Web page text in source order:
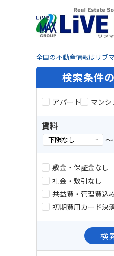
全国の不動産情報はリブ
検索条件
アパート マンシ
賃料
～
敷金・保証金なし
礼金・敷引なし
共益費・管理費込
初期費用カード決
検